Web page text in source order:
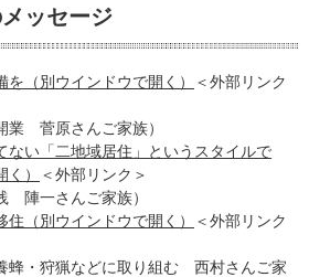
ッセージ
（別ウインドウで開く）​
＜外部リンク
業 菅原さんご家族）
ない「二地域居住」というスタイルで
く）​
＜外部リンク＞
陣一さんご家族）
（別ウインドウで開く）​
＜外部リンク
蜂・狩猟などに取り組む 西村さんご家